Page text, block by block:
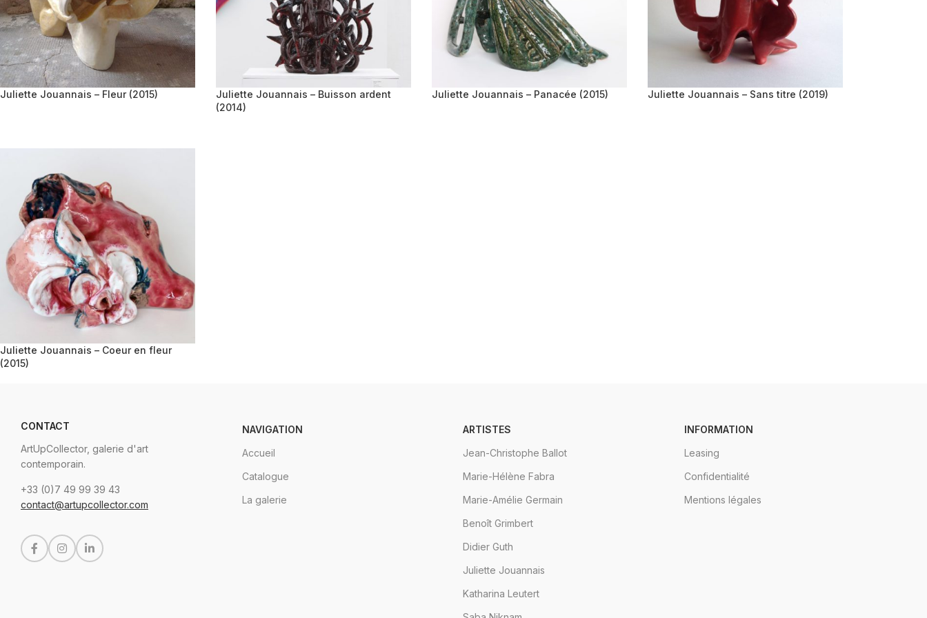
Juliette Jouannais – Fleur (2015)
Juliette Jouannais – Buisson ardent
(2014)
Juliette Jouannais – Panacée (2015) Juliette Jouannais – Sans titre (2019)
Juliette Jouannais – Coeur en fleur
(2015)
CONTACT
ArtUpCollector, galerie d'art
contemporain.
+33 (0)7 49 99 39 43
contact@artupcollector.com
NAVIGATION
Accueil
Catalogue
La galerie
ARTISTES
Jean-Christophe Ballot
Marie-Hélène Fabra
Marie-Amélie Germain
Benoît Grimbert
Didier Guth
Juliette Jouannais
Katharina Leutert
INFORMATION
Leasing
Confidentialité
Mentions légales